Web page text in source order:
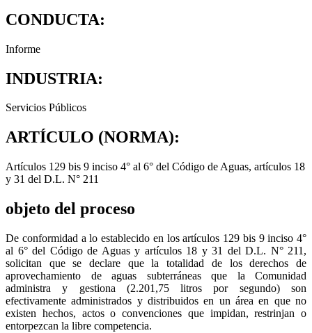
CONDUCTA:
Informe
INDUSTRIA:
Servicios Públicos
ARTÍCULO (NORMA):
Artículos 129 bis 9 inciso 4° al 6° del Código de Aguas, artículos 18
y 31 del D.L. N° 211
objeto del proceso
De conformidad a lo establecido en los artículos 129 bis 9 inciso 4°
al 6° del Código de Aguas y artículos 18 y 31 del D.L. N° 211,
solicitan que se declare que la totalidad de los derechos de
aprovechamiento de aguas subterráneas que la Comunidad
administra y gestiona (2.201,75 litros por segundo) son
efectivamente administrados y distribuidos en un área en que no
existen hechos, actos o convenciones que impidan, restrinjan o
entorpezcan la libre competencia.